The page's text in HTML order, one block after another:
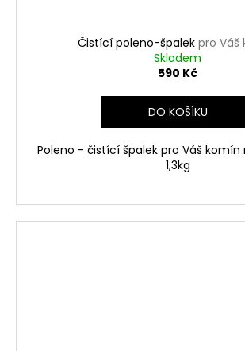
Čistící poleno-špalek pro Váš
Skladem
590 Kč
DO KOŠÍKU
Poleno - čistící špalek pro Váš komín
1,3kg